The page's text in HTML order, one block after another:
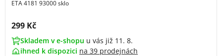
ETA 4181 93000 sklo
Cena s DPH:
299 Kč
Skladem v e-shopu u vás již 11. 8.
ihned k dispozici na 39 prodejnách